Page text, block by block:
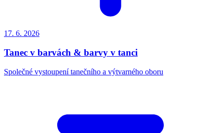
17. 6. 2026
Tanec v barvách & barvy v tanci
Společné vystoupení tanečního a výtvarného oboru